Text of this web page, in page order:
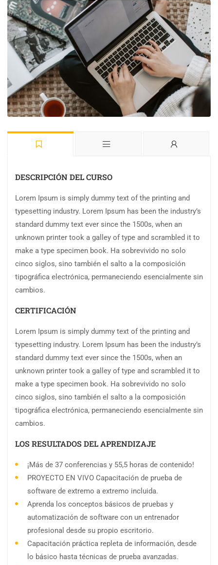
DESCRIPCIÓN DEL CURSO
Lorem Ipsum is simply dummy text of the printing and
typesetting industry. Lorem Ipsum has been the industry’s
standard dummy text ever since the 1500s, when an
unknown printer took a galley of type and scrambled it to
make a type specimen book. Ha sobrevivido no solo
cinco siglos, sino también el salto a la composición
tipográfica electrónica, permaneciendo esencialmente sin
cambios.
CERTIFICACIÓN
Lorem Ipsum is simply dummy text of the printing and
typesetting industry. Lorem Ipsum has been the industry’s
standard dummy text ever since the 1500s, when an
unknown printer took a galley of type and scrambled it to
make a type specimen book. Ha sobrevivido no solo
cinco siglos, sino también el salto a la composición
tipográfica electrónica, permaneciendo esencialmente sin
cambios.
LOS RESULTADOS DEL APRENDIZAJE
¡Más de 37 conferencias y 55,5 horas de contenido!
PROYECTO EN VIVO Capacitación de prueba de
software de extremo a extremo incluida.
Aprenda los conceptos básicos de pruebas y
automatización de software con un entrenador
profesional desde su propio escritorio.
Capacitación práctica repleta de información, desde
lo básico hasta técnicas de prueba avanzadas.